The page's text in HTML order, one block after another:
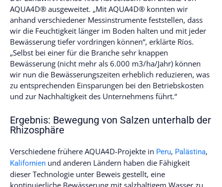
AQUA4D® ausgeweitet. „Mit AQUA4D® konnten wir
anhand verschiedener Messinstrumente feststellen, dass
wir die Feuchtigkeit länger im Boden halten und mit jeder
Bewässerung tiefer vordringen können“, erklärte Ríos.
„Selbst bei einer für die Branche sehr knappen
Bewässerung (nicht mehr als 6.000 m3/ha/Jahr) können
wir nun die Bewässerungszeiten erheblich reduzieren, was
zu entsprechenden Einsparungen bei den Betriebskosten
und zur Nachhaltigkeit des Unternehmens führt.“
Ergebnis: Bewegung von Salzen unterhalb der
Rhizosphäre
Verschiedene frühere AQUA4D-Projekte in Peru, Palästina,
Kalifornien und anderen Ländern haben die Fähigkeit
dieser Technologie unter Beweis gestellt, eine